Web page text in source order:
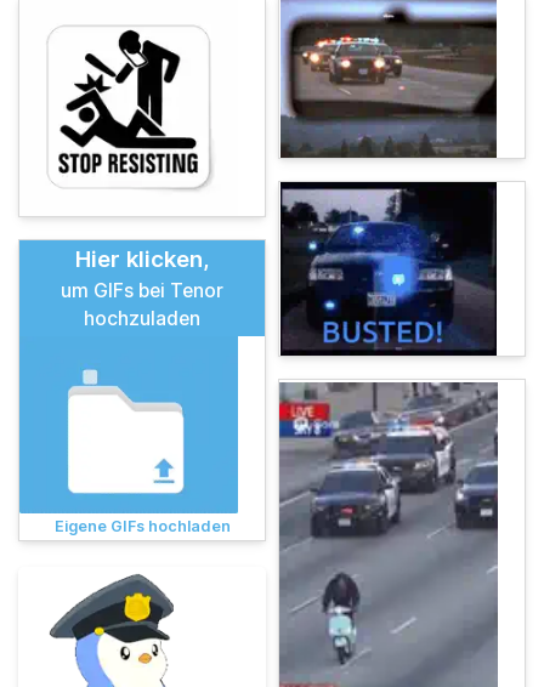
Hier klicken,
um GIFs bei Tenor
hochzuladen
Eigene GIFs hochladen